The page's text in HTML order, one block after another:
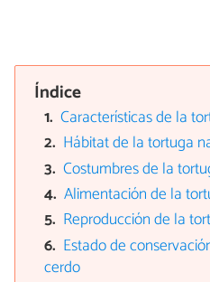
Índice
Características de la
Hábitat de la tortuga
Costumbres de la
Alimentación de la
Reproducción de la
Estado de
cerdo